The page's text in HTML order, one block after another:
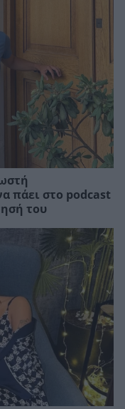
πάει στο podcast
του